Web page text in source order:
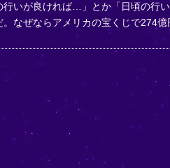
行いが良ければ…」とか「日頃の行
なぜならアメリカの宝くじで274億